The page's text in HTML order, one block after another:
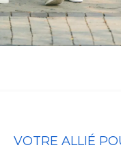
VOTRE ALLIÉ